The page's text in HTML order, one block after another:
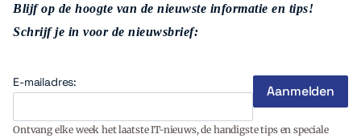
Blijf op de hoogte van de nieuwste informatie en tips!
Schrijf je in voor de nieuwsbrief:
E-mailadres:
Ontvang elke week het laatste IT-nieuws, de handigste tips en speciale